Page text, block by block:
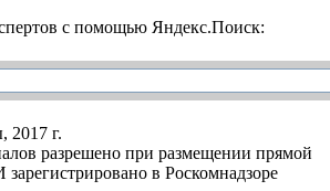
с помощью Яндекс.Поиск:
2017 г.
разрешено при размещении прямой
в Роскомнадзоре